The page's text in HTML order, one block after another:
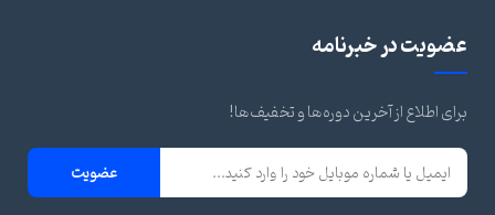
عضویت در خبرنامه
برای اطلاع از آخرین دوره‌ها و تخفیف‌ها!
عضویت